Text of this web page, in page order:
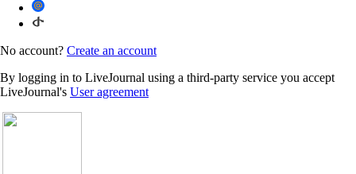
No account? Create an account
By logging in to LiveJournal using a third-party service you accept
LiveJournal's User agreement